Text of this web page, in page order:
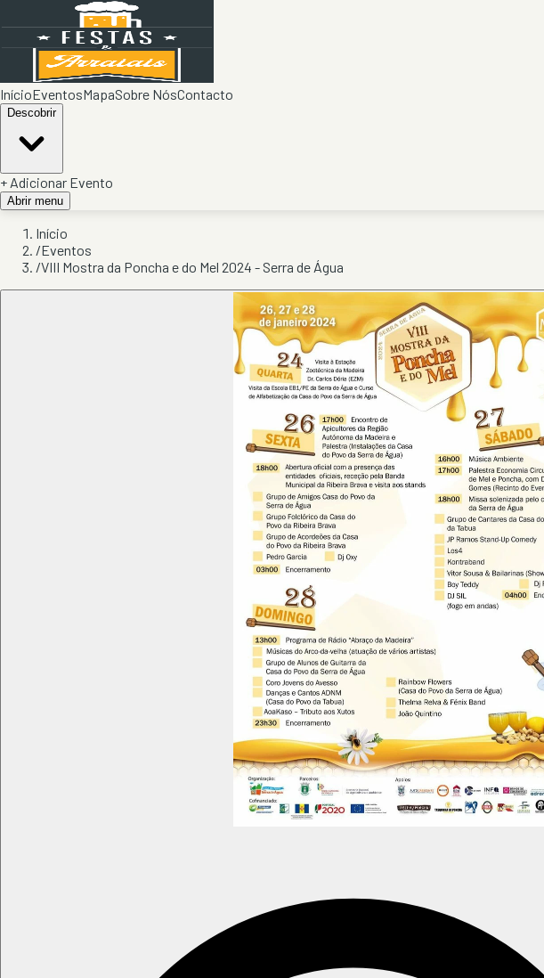
InícioEventosMapaSobre NósContacto
Descobrir
+ Adicionar Evento
Abrir menu
Início
/Eventos
/VIII Mostra da Poncha e do Mel 2024 - Serra de Água